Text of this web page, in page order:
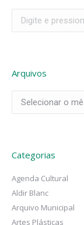
Arquivos
Categorias
Agenda Cultural
Aldir Blanc
Arquivo Municipal
Artes Plásticas